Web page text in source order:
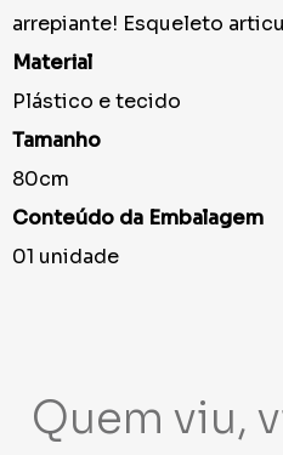
arrepiante! Esqueleto
Material
Plástico e tecido
Tamanho
80cm
Conteúdo da Embalagem
01 unidade
Quem viu,